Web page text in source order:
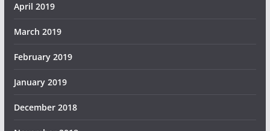
April 2019
March 2019
February 2019
January 2019
December 2018